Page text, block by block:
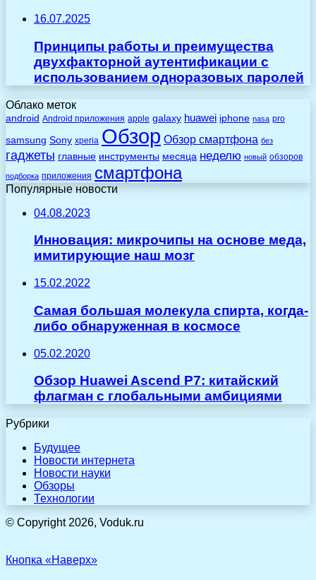
16.07.2025
Принципы работы и преимущества
двухфакторной аутентификации с
использованием одноразовых паролей
Облако меток
android Android приложения apple galaxy huawei iphone nasa pro
samsung Sony xperia Обзор Обзор смартфона без
гаджеты главные инструменты месяца неделю новый обзоров
подборка приложения смартфона
Популярные новости
04.08.2023
Инновация: микрочипы на основе меда,
имитирующие наш мозг
15.02.2022
Самая большая молекула спирта, когда-
либо обнаруженная в космосе
05.02.2020
Обзор Huawei Ascend P7: китайский
флагман с глобальными амбициями
Рубрики
Будущее
Новости интернета
Новости науки
Обзоры
Технологии
© Copyright 2026, Voduk.ru
Кнопка «Наверх»